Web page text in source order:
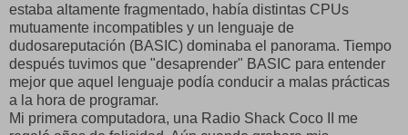
estaba altamente fragmentado, había distintas CPUs
mutuamente incompatibles y un lenguaje de
dudosareputación (BASIC) dominaba el panorama. Tiempo
después tuvimos que "desaprender" BASIC para entender
mejor que aquel lenguaje podía conducir a malas prácticas
a la hora de programar.
Mi primera computadora, una Radio Shack Coco II me